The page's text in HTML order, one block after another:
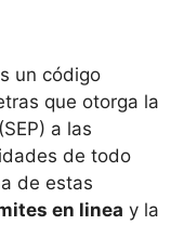
un código
que otorga la
a las
de todo
de estas
en linea y la